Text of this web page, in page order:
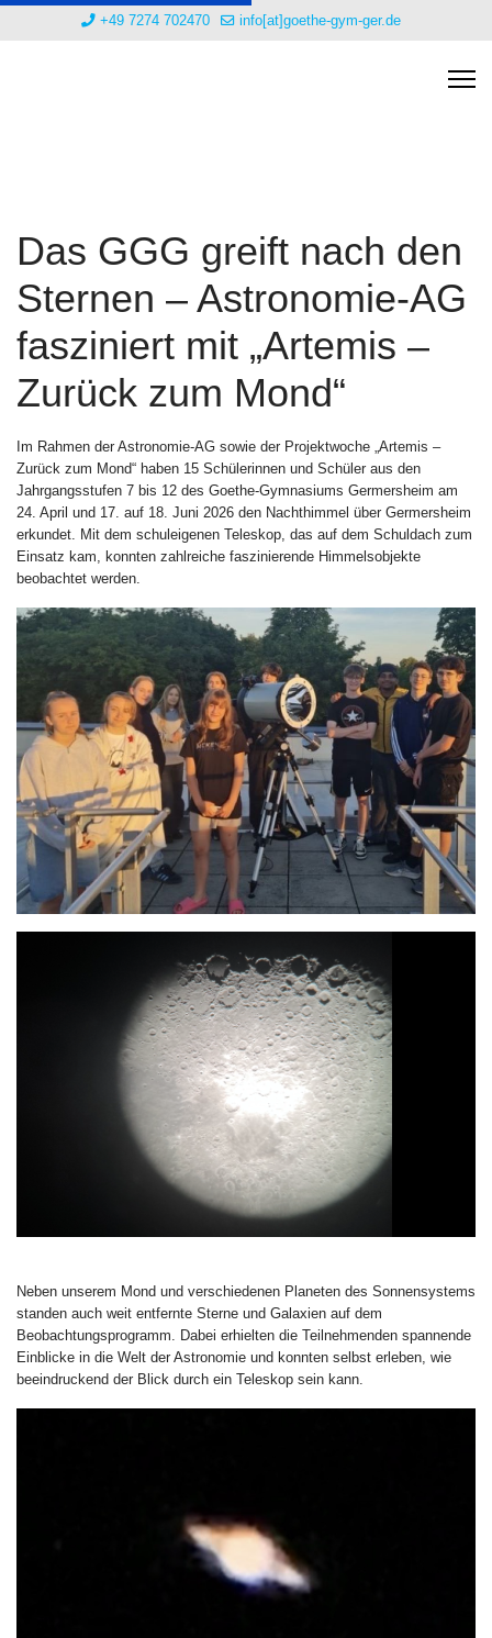
+49 7274 702470 info[at]goethe-gym-ger.de
Das GGG greift nach den
Sternen – Astronomie-AG
fasziniert mit „Artemis –
Zurück zum Mond“
Im Rahmen der Astronomie-AG sowie der Projektwoche „Artemis –
Zurück zum Mond“ haben 15 Schülerinnen und Schüler aus den
Jahrgangsstufen 7 bis 12 des Goethe-Gymnasiums Germersheim am
24. April und 17. auf 18. Juni 2026 den Nachthimmel über Germersheim
erkundet. Mit dem schuleigenen Teleskop, das auf dem Schuldach zum
Einsatz kam, konnten zahlreiche faszinierende Himmelsobjekte
beobachtet werden.
Neben unserem Mond und verschiedenen Planeten des Sonnensystems
standen auch weit entfernte Sterne und Galaxien auf dem
Beobachtungsprogramm. Dabei erhielten die Teilnehmenden spannende
Einblicke in die Welt der Astronomie und konnten selbst erleben, wie
beeindruckend der Blick durch ein Teleskop sein kann.